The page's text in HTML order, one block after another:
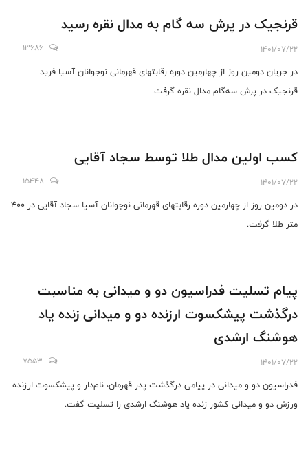
قرنجیک در پرش سه گام به مدال نقره رسید
1401/07/22
13686
در جریان دومین روز از چهارمین دوره رقابتهای قهرمانی نوجوانان آسیا فرید
قرنجیک در پرش سه‌گام مدال نقره گرفت.
کسب اولین مدال طلا توسط سجاد آقایی
1401/07/22
15448
در دومین روز از چهارمین دوره رقابتهای قهرمانی نوجوانان آسیا سجاد آقایی در ۴۰۰
متر طلا گرفت.
پیام تسلیت فدراسیون دو و میدانی به مناسبت
درگذشت پیشکسوت ارزنده دو و میدانی زنده یاد
هوشنگ ارشدی
1401/07/22
7553
فدراسیون دو و میدانی در پیامی درگذشت پدر قهرمان، نام‌دار و پیشکسوت ارزنده
ورزش دو و میدانی کشور زنده یاد هوشنگ ارشدی را تسلیت گفت.